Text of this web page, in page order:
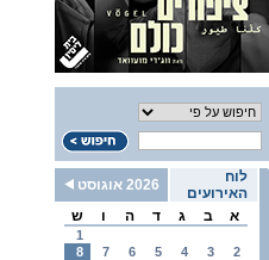
לוח
האירועים
2026 אוגוסט
א
ב ג ד ה ו ש
1
2
3
4
5
6
7
8